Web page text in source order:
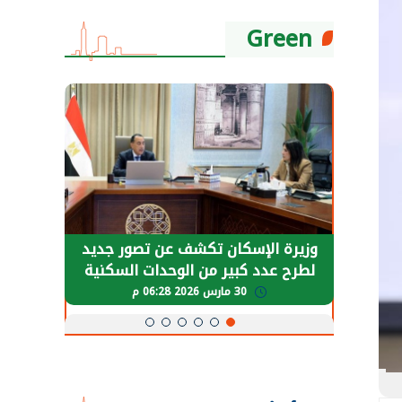
Green
وزيرة الإسكان تكشف عن تصور جديد
لطرح عدد كبير من الوحدات السكنية
بنظام الإيجار